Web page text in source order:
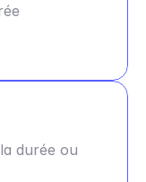
durée ou